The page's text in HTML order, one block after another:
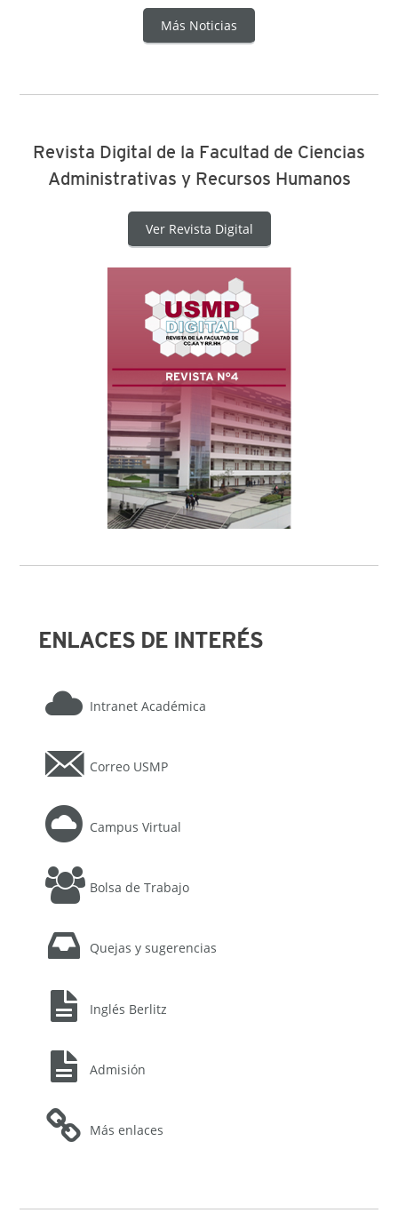
Más Noticias
Revista Digital de la Facultad de Ciencias
Administrativas y Recursos Humanos
Ver Revista Digital
ENLACES DE INTERÉS
Intranet Académica
Correo USMP
Campus Virtual
Bolsa de Trabajo
Quejas y sugerencias
Inglés Berlitz
Admisión
Más enlaces